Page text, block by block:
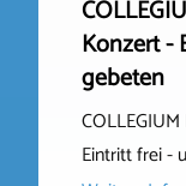
Konzert -
gebeten
Eintritt frei -